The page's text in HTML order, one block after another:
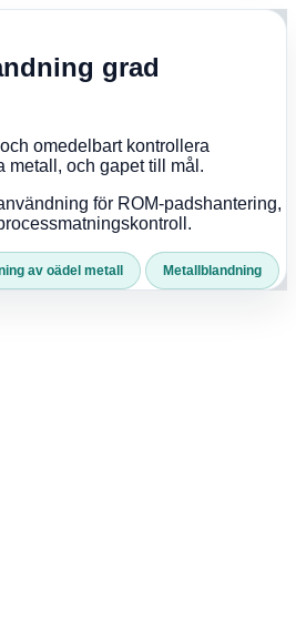
grad
omedelbart kontrollera
metall, och gapet till mål.
för ROM-padshantering,
av oädel metall Metallblandning